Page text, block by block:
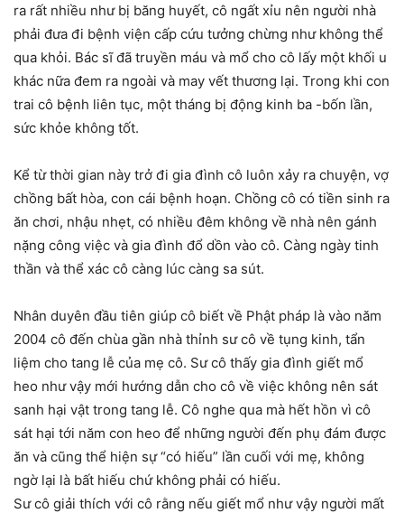
ra rất nhiều như bị băng huyết, cô ngất xỉu nên người nhà
phải đưa đi bệnh viện cấp cứu tưởng chừng như không thể
qua khỏi. Bác sĩ đã truyền máu và mổ cho cô lấy một khối u
khác nữa đem ra ngoài và may vết thương lại. Trong khi con
trai cô bệnh liên tục, một tháng bị động kinh ba -bốn lần,
sức khỏe không tốt.
Kể từ thời gian này trở đi gia đình cô luôn xảy ra chuyện, vợ
chồng bất hòa, con cái bệnh hoạn. Chồng cô có tiền sinh ra
ăn chơi, nhậu nhẹt, có nhiều đêm không về nhà nên gánh
nặng công việc và gia đình đổ dồn vào cô. Càng ngày tinh
thần và thể xác cô càng lúc càng sa sút.
Nhân duyên đầu tiên giúp cô biết về Phật pháp là vào năm
2004 cô đến chùa gần nhà thỉnh sư cô về tụng kinh, tẩn
liệm cho tang lễ của mẹ cô. Sư cô thấy gia đình giết mổ
heo như vậy mới hướng dẫn cho cô về việc không nên sát
sanh hại vật trong tang lễ. Cô nghe qua mà hết hồn vì cô
sát hại tới năm con heo để những người đến phụ đám được
ăn và cũng thể hiện sự “có hiếu” lần cuối với mẹ, không
ngờ lại là bất hiếu chứ không phải có hiếu.
Sư cô giải thích với cô rằng nếu giết mổ như vậy người mất